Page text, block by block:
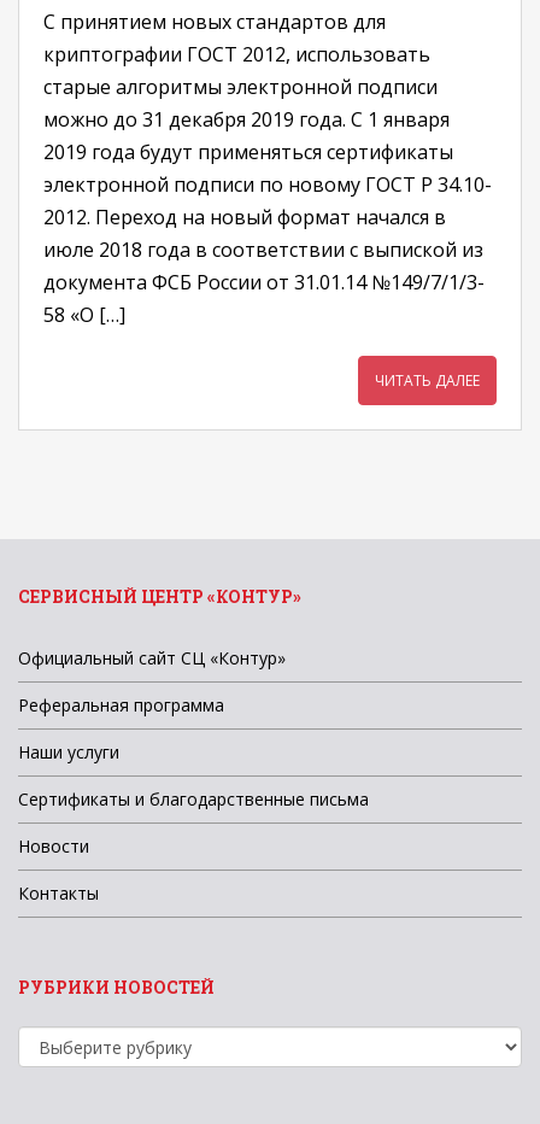
С принятием новых стандартов для
криптографии ГОСТ 2012, использовать
старые алгоритмы электронной подписи
можно до 31 декабря 2019 года. С 1 января
2019 года будут применяться сертификаты
электронной подписи по новому ГОСТ Р 34.10-
2012. Переход на новый формат начался в
июле 2018 года в соответствии с выпиской из
документа ФСБ России от 31.01.14 №149/7/1/3-
58 «О […]
ЧИТАТЬ ДАЛЕЕ
СЕРВИСНЫЙ ЦЕНТР «КОНТУР»
Официальный сайт СЦ «Контур»
Реферальная программа
Наши услуги
Сертификаты и благодарственные письма
Новости
Контакты
РУБРИКИ НОВОСТЕЙ
Рубрики
новостей